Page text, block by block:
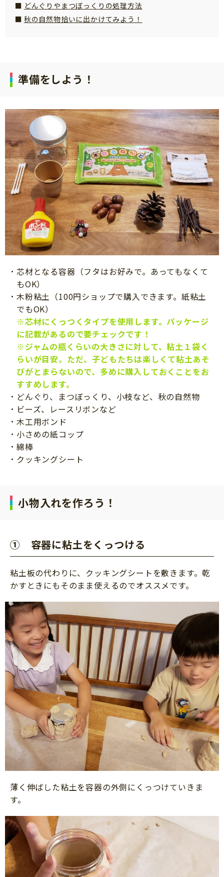
個⼈情報について
どんぐりやまつぼっくりの処理方法
秋の自然物拾いに出かけてみよう！
準備をしよう！
芯材となる容器（フタはお好みで。あってもなくて
もOK）
木粉粘土（100円ショップで購入できます。紙粘土
でもOK）
※芯材にくっつくタイプを使用します。パッケージ
に記載があるので要チェックです！
※ジャムの瓶くらいの大きさに対して、粘土１袋く
らいが目安。ただ、子どもたちは楽しくて粘土あそ
びがとまらないので、多めに購入しておくことをお
すすめします。
どんぐり、まつぼっくり、小枝など、秋の自然物
ビーズ、レースリボンなど
木工用ボンド
小さめの紙コップ
綿棒
クッキングシート
小物入れを作ろう！
① 容器に粘土をくっつける
粘土板の代わりに、クッキングシートを敷きます。乾
かすときにもそのまま使えるのでオススメです。
薄く伸ばした粘土を容器の外側にくっつけていきま
す。